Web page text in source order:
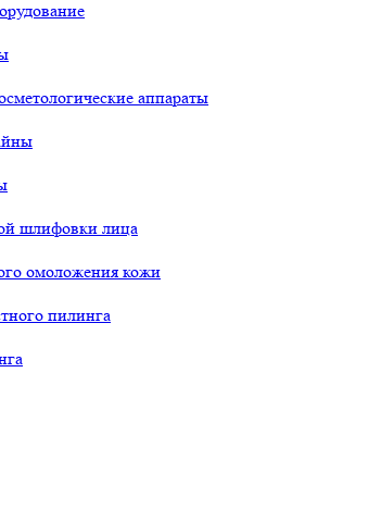
аппараты
шлифовки лица
омоложения кожи
пилинга